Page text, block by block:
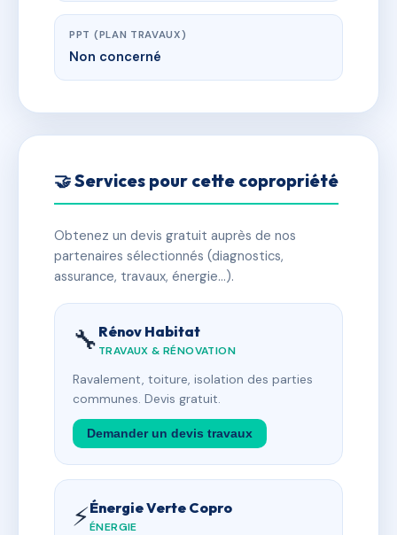
PPT (PLAN TRAVAUX)
Non concerné
🤝 Services pour cette copropriété
Obtenez un devis gratuit auprès de nos
partenaires sélectionnés (diagnostics,
assurance, travaux, énergie…).
🔧 Rénov Habitat
TRAVAUX & RÉNOVATION
Ravalement, toiture, isolation des parties
communes. Devis gratuit.
Demander un devis travaux
⚡Énergie Verte Copro
ÉNERGIE